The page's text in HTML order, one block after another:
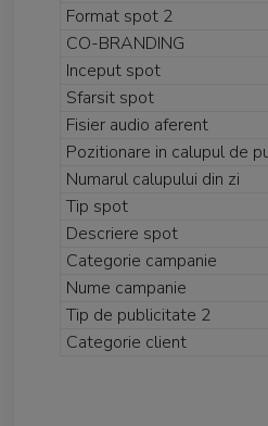
Format spot 2
CO-BRANDING
Inceput spot
Sfarsit spot
Fisier audio aferent
Pozitionare in calupul de
Numarul calupului din zi
Tip spot
Descriere spot
Categorie campanie
Nume campanie
Tip de publicitate 2
Categorie client